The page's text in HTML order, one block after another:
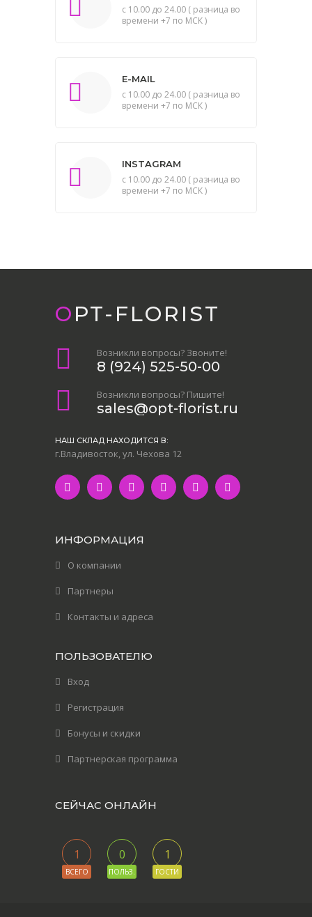
с 10.00 до 24.00 ( разница во
времени +7 по МСК )
E-MAIL
с 10.00 до 24.00 ( разница во
времени +7 по МСК )
INSTAGRAM
с 10.00 до 24.00 ( разница во
времени +7 по МСК )
OPT-FLORIST
Возникли вопросы? Звоните!
8 (924) 525-50-00
Возникли вопросы? Пишите!
sales@opt-florist.ru
НАШ СКЛАД НАХОДИТСЯ В:
г.Владивосток, ул. Чехова 12
ИНФОРМАЦИЯ
О компании
Партнеры
Контакты и адреса
ПОЛЬЗОВАТЕЛЮ
Вход
Регистрация
Бонусы и скидки
Партнерская программа
СЕЙЧАС ОНЛАЙН
1
ВСЕГО
0
ПОЛЬЗ.
1
ГОСТИ